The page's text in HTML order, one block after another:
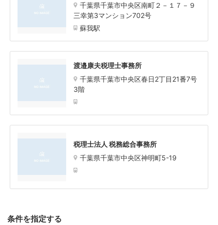
千葉県千葉市中央区南町２－１７－９
三幸第3マンション702号
蘇我駅
渡邉康夫税理士事務所
千葉県千葉市中央区春日2丁目21番7号
3階
税理士法人 税務総合事務所
千葉県千葉市中央区神明町5-19
条件を指定する